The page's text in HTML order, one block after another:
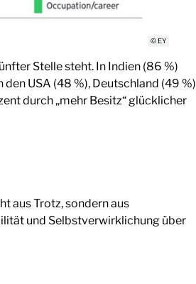
© EY
Stelle steht. In Indien (86 %)
USA (48 %), Deutschland (49 %)
durch „mehr Besitz“ glücklicher
aus Trotz, sondern aus
und Selbstverwirklichung über